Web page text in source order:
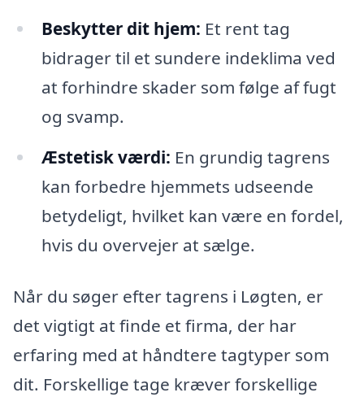
Beskytter dit hjem: Et rent tag
bidrager til et sundere indeklima ved
at forhindre skader som følge af fugt
og svamp.
Æstetisk værdi: En grundig tagrens
kan forbedre hjemmets udseende
betydeligt, hvilket kan være en fordel,
hvis du overvejer at sælge.
Når du søger efter tagrens i Løgten, er
det vigtigt at finde et firma, der har
erfaring med at håndtere tagtyper som
dit. Forskellige tage kræver forskellige